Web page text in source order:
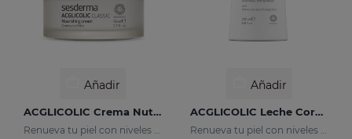
Añadir
ACGLICOLIC Crema Nutritiva
Renueva tu piel con niveles de eficacia nunca antes alcanzados
Añadir
ACGLICOLIC Leche Corporal
Renueva tu piel con niveles de eficacia nunca antes alcanzados